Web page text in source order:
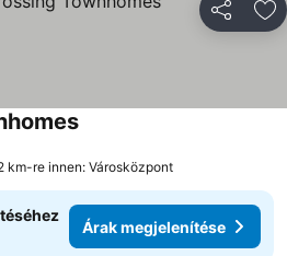
Árak megjelenítése
km-re innen: Városközpont
Árak megjelenítése